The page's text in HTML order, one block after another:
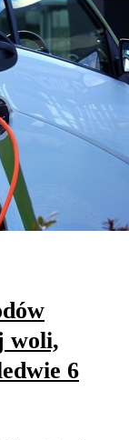
woli,
6